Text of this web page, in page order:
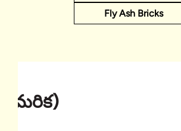
Fly Ash Bricks
అమరిక)